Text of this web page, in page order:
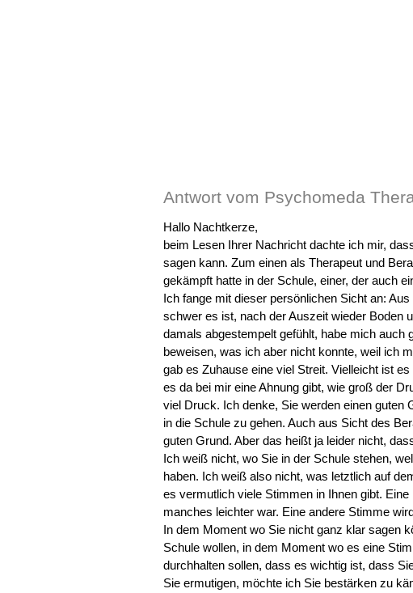
Antwort vom Psychomeda
Hallo Nachtkerze,
beim Lesen Ihrer Nachricht dachte ich mir,
sagen kann. Zum einen als Therapeut und
gekämpft hatte in der Schule, einer, der auch
Ich fange mit dieser persönlichen Sicht an:
schwer es ist, nach der Auszeit wieder Boden
damals abgestempelt gefühlt, habe mich
beweisen, was ich aber nicht konnte, weil ich
gab es Zuhause eine viel Streit. Vielleicht ist
es da bei mir eine Ahnung gibt, wie groß der
viel Druck. Ich denke, Sie werden einen guten
in die Schule zu gehen. Auch aus Sicht des
guten Grund. Aber das heißt ja leider nicht,
Ich weiß nicht, wo Sie in der Schule stehen,
haben. Ich weiß also nicht, was letztlich auf
es vermutlich viele Stimmen in Ihnen gibt.
manches leichter war. Eine andere Stimme
In dem Moment wo Sie nicht ganz klar sagen
Schule wollen, in dem Moment wo es eine
durchhalten sollen, dass es wichtig ist, dass
Sie ermutigen, möchte ich Sie bestärken zu